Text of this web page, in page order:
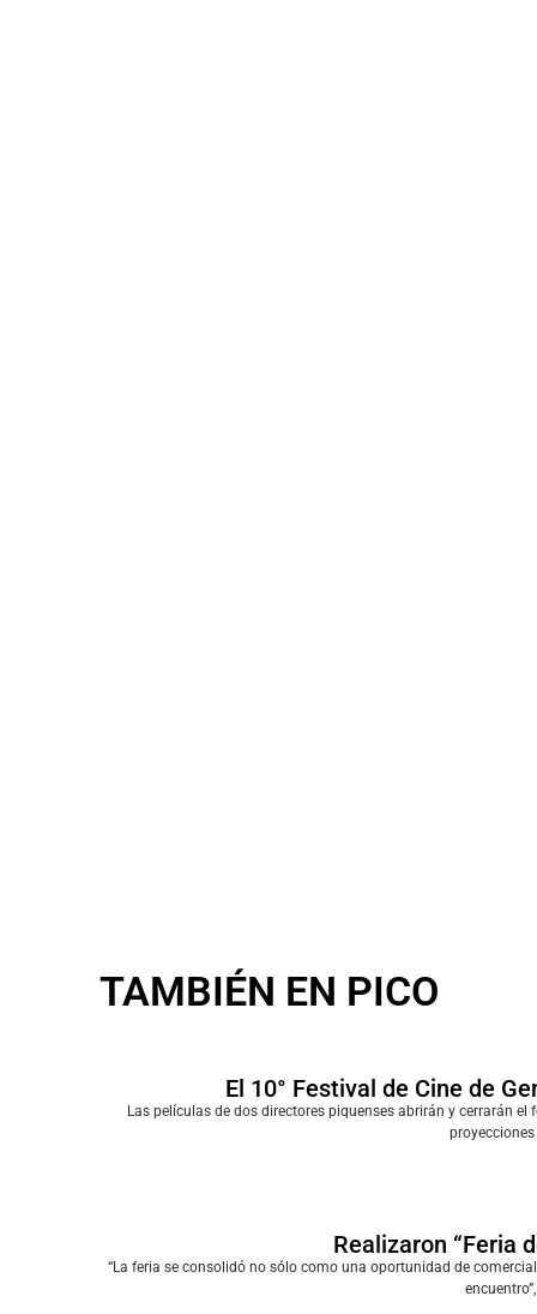
TAMBIÉN EN PICO
El 10° Festival de Cine de
Las películas de dos directores piquenses abrirán y cerrarán
Realizaron “Feria
“La feria se consolidó no sólo como una oportunidad de